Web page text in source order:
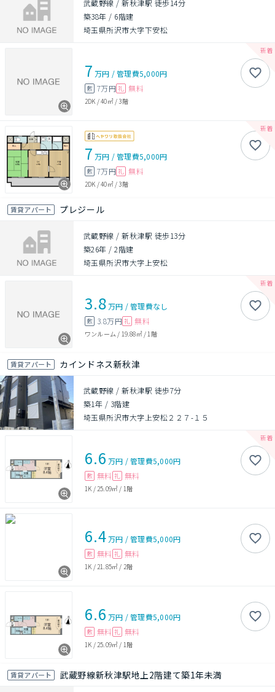
武蔵野線 / 新秋津駅 徒歩14分
築38年 / 6階建
埼玉県所沢市大字下安松
7 万円 /管理費5,000円
敷 7万円 礼 無料
2DK /40㎡/3階
7 万円 /管理費5,000円
敷 7万円 礼 無料
2DK /40㎡/3階
賃貸アパート プレジール
武蔵野線 / 新秋津駅 徒歩13分
築26年 /2階建
埼玉県所沢市大字上安松
3.8万円 /管理費なし
敷 3.8万円 礼 無料
ワンルーム / 19.88㎡/ 1階
賃貸アパート カインドネス新秋津
武蔵野線 / 新秋津駅 徒歩7分
築1年 / 3階建
埼玉県所沢市大字上安松２２７-１５
6.6 万円 /管理費5,000円
敷 無料 礼 無料
1K / 25.09㎡ / 1階
6.4万円 /管理費5,000円
敷 無料 礼 無料
1K / 21.85㎡ / 2階
6.6 万円 /管理費5,000円
敷 無料 礼 無料
1K / 25.09㎡ / 1階
賃貸アパート 武蔵野線新秋津駅地上2階建て築1年未満